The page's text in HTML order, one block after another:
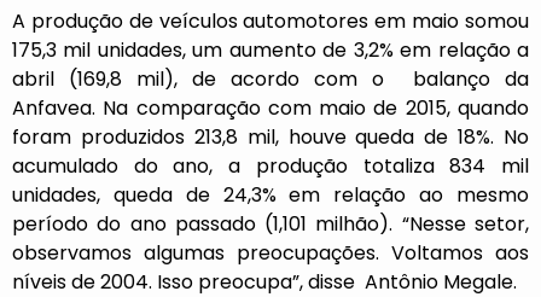
A produção de veículos automotores em maio somou
175,3 mil unidades, um aumento de 3,2% em relação a
abril (169,8 mil), de acordo com o balanço da
Anfavea. Na comparação com maio de 2015, quando
foram produzidos 213,8 mil, houve queda de 18%. No
acumulado do ano, a produção totaliza 834 mil
unidades, queda de 24,3% em relação ao mesmo
período do ano passado (1,101 milhão). “Nesse setor,
observamos algumas preocupações. Voltamos aos
níveis de 2004. Isso preocupa”, disse Antônio Megale.